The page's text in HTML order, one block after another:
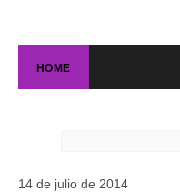
HOME
14 de julio de 2014